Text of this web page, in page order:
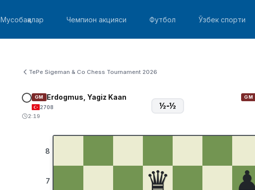
Мусобақалар Чемпион акцияси Футбол Ўзбек спорти
TePe Sigeman & Co Chess Tournament 2026
GM Erdogmus, Yagiz Kaan
2708
2:19
½-½
GM
8
7 ♛